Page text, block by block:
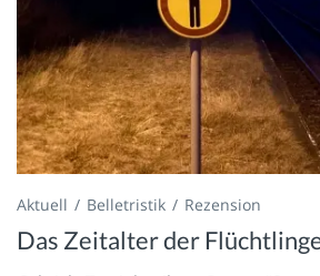
Aktuell Belletristik Rezension
Das Zeitalter der